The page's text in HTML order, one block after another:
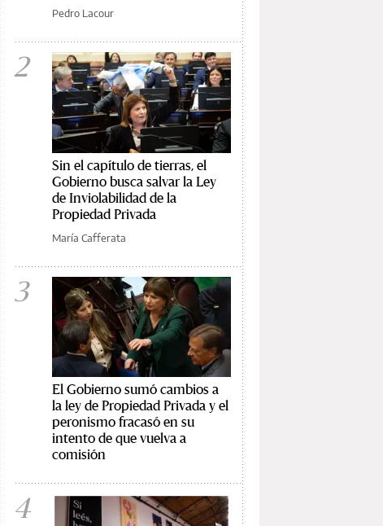
Pedro Lacour
2
Sin el capítulo de tierras, el
Gobierno busca salvar la Ley
de Inviolabilidad de la
Propiedad Privada
María Cafferata
3
El Gobierno sumó cambios a
la ley de Propiedad Privada y el
peronismo fracasó en su
intento de que vuelva a
comisión
4